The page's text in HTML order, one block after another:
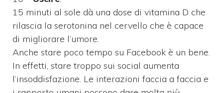
15 minuti al sole dà una dose di vitamina D che
rilascia la serotonina nel cervello che è capace
di migliorare l’umore.
Anche stare poco tempo su Facebook è un bene.
In effetti, stare troppo sui social aumenta
l’insoddisfazione. Le interazioni faccia a faccia e